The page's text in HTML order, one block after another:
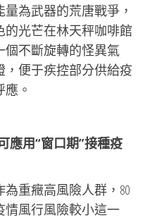
為武器的荒唐戰爭，
光芒在林天秤咖啡館
個不斷旋轉的怪異氣
便于疾控部分供給疫
。
應用“窗口期”接種疫
重癥高風險人群，80
情風行風險較小這一